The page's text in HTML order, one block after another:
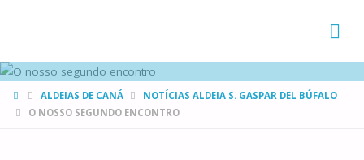
HOMEALDEIAS DE CANÁ
NOTÍCIAS ALDEIA S. GASPAR DEL BÚFALO
O NOSSO SEGUNDO ENCONTRO